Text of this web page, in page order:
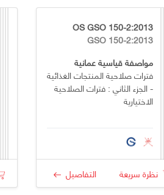
OS GSO 150-2:2013
GSO 150-2:2013
مواصفة قياسية عمانية
فترات صلاحية المنتجات الغذائية
- الجزء الثاني : فترات الصلاحية
الاختيارية
نظرة سريعة التفاصيل